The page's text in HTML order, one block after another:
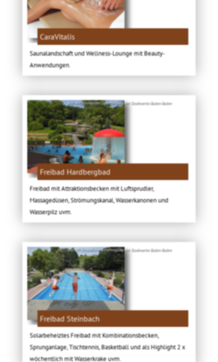
CaraVitalis
Saunalandschaft und Wellness-Lounge mit Beauty-
Anwendungen.
Bild: Mit freundlicher Genehmigung der Stadtwerke Baden-Baden
Freibad Hardbergbad
Freibad mit Attraktionsbecken mit Luftsprudler,
Massagedüsen, Strömungskanal, Wasserkanonen und
Wasserpilz uvm.
Bild: Mit freundlicher Genehmigung der Stadtwerke Baden-Baden
Freibad Steinbach
Solarbeheiztes Freibad mit Kombinationsbecken,
Sprunganlage, Tischtennis, Basketball und als Highlight 2 x
wöchentlich mit Wasserkrake uvm.